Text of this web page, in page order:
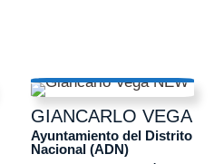
GIANCARLO VEGA
Ayuntamiento del Distrito
Nacional (ADN)